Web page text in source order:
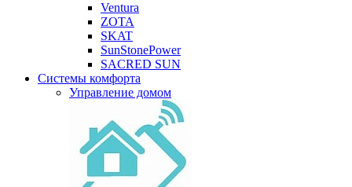
Ventura
ZOTA
SKAT
SunStonePower
SACRED SUN
Системы комфорта
Управление домом